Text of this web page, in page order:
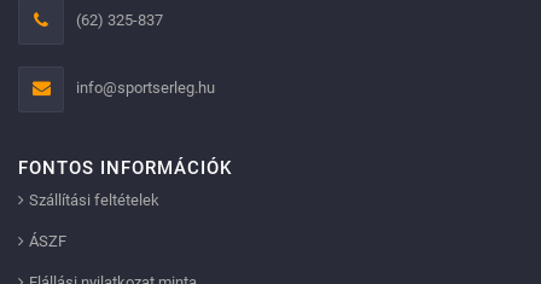
(62) 325-837
info@sportserleg.hu
FONTOS INFORMÁCIÓK
Szállítási feltételek
ÁSZF